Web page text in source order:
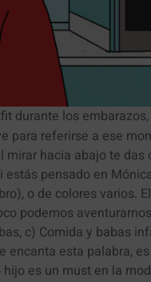
durante los
para referirse a ese
mirar hacia abajo te das
pensado en
o de colores varios.
podemos
c) Comida y babas
encanta esta palabra,
es un must en la